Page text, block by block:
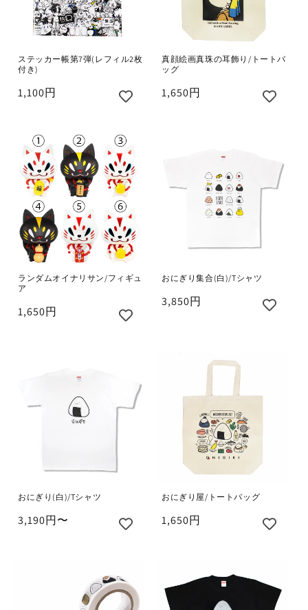
ステッカー帳第7弾(レフィル2枚
付き)
1,100円
真顔絵画真珠の耳飾り/トートバ
ッグ
1,650円
ランダムオイナリサン/フィギュ
ア
1,650円
おにぎり集合(白)/Tシャツ
3,850円
おにぎり(白)/Tシャツ
3,190円〜
おにぎり屋/トートバッグ
1,650円